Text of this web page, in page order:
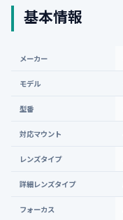
基本情報
メーカー
モデル
型番
対応マウント
レンズタイプ
詳細レンズタイプ
フォーカス